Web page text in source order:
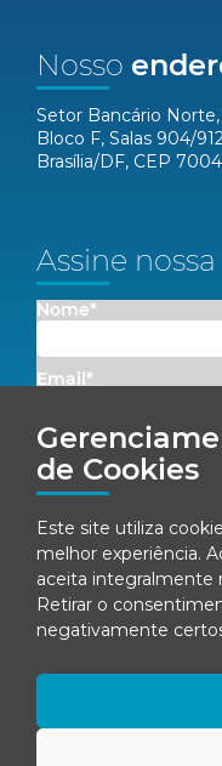
de Cookies
Este site utiliza
melhor experiência.
aceita integralmente
Retirar o
negativamente
Nosso
Setor Bancário Norte,
Bloco F, Salas 904/
Brasília/DF, CEP
Assine nossa
Nome*
Email*
Concordo em receber
Ao se inscrever, você